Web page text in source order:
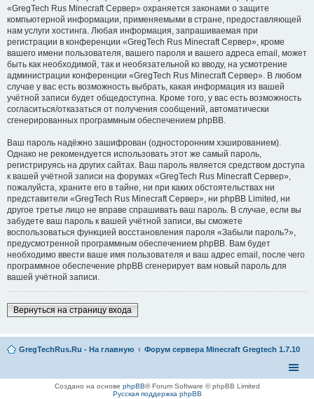
«GregTech Rus Minecraft Сервер» охраняется законами о защите
компьютерной информации, применяемыми в стране, предоставляющей
нам услуги хостинга. Любая информация, запрашиваемая при
регистрации в конференции «GregTech Rus Minecraft Сервер», кроме
вашего имени пользователя, вашего пароля и вашего адреса email, может
быть как необходимой, так и необязательной ко вводу, на усмотрение
администрации конференции «GregTech Rus Minecraft Сервер». В любом
случае у вас есть возможность выбрать, какая информация из вашей
учётной записи будет общедоступна. Кроме того, у вас есть возможность
согласиться/отказаться от получения сообщений, автоматически
сгенерированных программным обеспечением phpBB.
Ваш пароль надёжно зашифрован (односторонним хэшированием).
Однако не рекомендуется использовать этот же самый пароль,
регистрируясь на других сайтах. Ваш пароль является средством доступа
к вашей учётной записи на форумах «GregTech Rus Minecraft Сервер»,
пожалуйста, храните его в тайне, ни при каких обстоятельствах ни
представители «GregTech Rus Minecraft Сервер», ни phpBB Limited, ни
другое третье лицо не вправе спрашивать ваш пароль. В случае, если вы
забудете ваш пароль к вашей учётной записи, вы сможете
воспользоваться функцией восстановления пароля «Забыли пароль?»,
предусмотренной программным обеспечением phpBB. Вам будет
необходимо ввести ваше имя пользователя и ваш адрес email, после чего
программное обеспечение phpBB сгенерирует вам новый пароль для
вашей учётной записи.
Вернуться на страницу входа
GregTechRus.Ru - На главную Форум сервера Minecraft Gregtech 1.7.10
Создано на основе phpBB® Forum Software © phpBB Limited
Русская поддержка phpBB